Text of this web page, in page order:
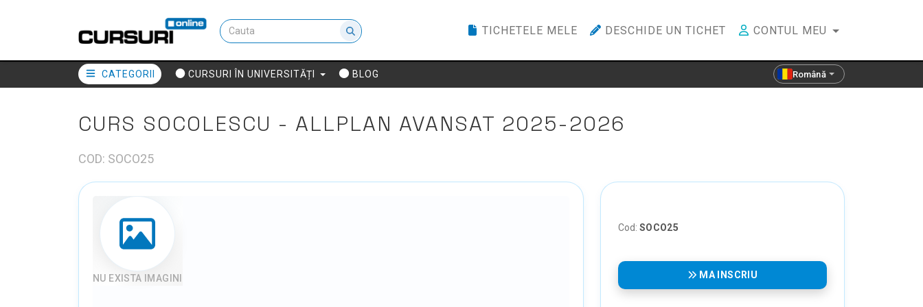
TICHETELE MELE DESCHIDE UN TICHET CONTUL MEU
CATEGORII CURSURI ÎN UNIVERSITĂȚI BLOG Română
CURS SOCOLESCU - ALLPLAN AVANSAT 2025-2026
COD: SOCO25
NU EXISTA IMAGINI
Cod: SOCO25
MA INSCRIU